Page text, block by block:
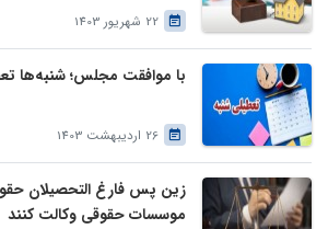
درخواست وراث صادر خواهد
22 شهریور 1403
با موافقت مجلس؛ شنبه‌ها
26 اردیبهشت 1403
زین پس فارغ التحصیلان
موسسات حقوقی وکالت کنند